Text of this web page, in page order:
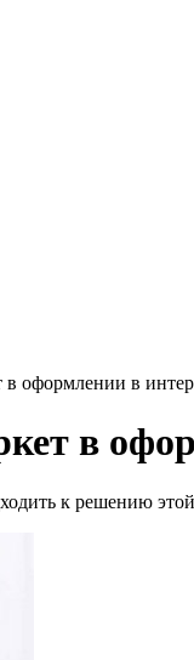
оформлении в
в
к решению этой